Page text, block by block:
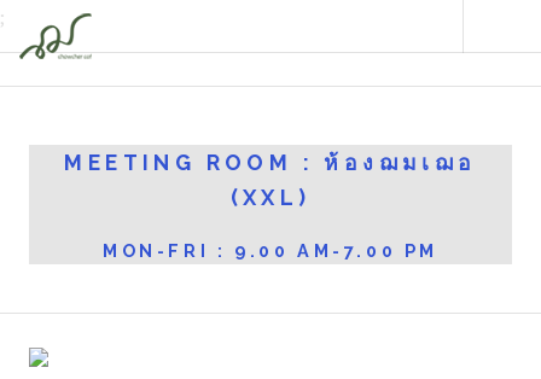
;
MEETING ROOM : ห้องฌมเฌอ
(XXL)
MON-FRI : 9.00 AM-7.00 PM